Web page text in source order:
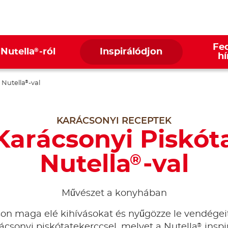
® -ról Inspirálódjon
Nutella®-val
KARÁCSONYI RECEPTEK
Nutella® -val
Művészet a konyhában
maga elé kihívásokat és nyűgözze le
®